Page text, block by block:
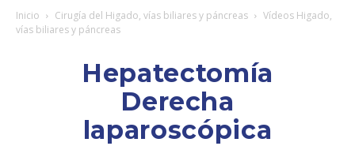
Inicio Cirugía del Higado, vías biliares y páncreas
Vídeos Higado,
vías biliares y páncreas
Hepatectomía
Derecha
laparoscópica